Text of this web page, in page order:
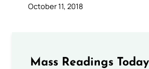
October 11, 2018
Mass Readings